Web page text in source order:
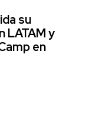
su
LATAM y
en